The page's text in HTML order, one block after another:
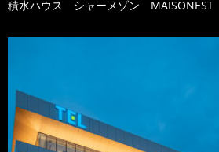
積水ハウス シャーメゾン MAISONEST